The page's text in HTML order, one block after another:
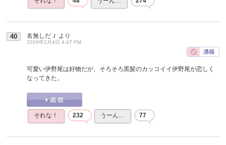
40 名無しだＪ より
2016年2月4日 4:47 PM
可愛い伊野尾は好物だが、そろそろ黒髪のカッコイイ伊野尾が恋しく
なってきた。
それな！ 232 うーん… 77